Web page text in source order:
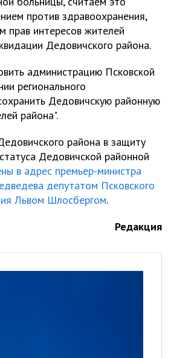
против здравоохранения,
прав интересов жителей
Дедовичского района.
администрацию Псковской
регионального
Дедовичскую районную
района".
района в защиту
Дедовичской районной
в адрес премьер-министра
депутатом Псковского
Львом Шлосбергом.
Редакция